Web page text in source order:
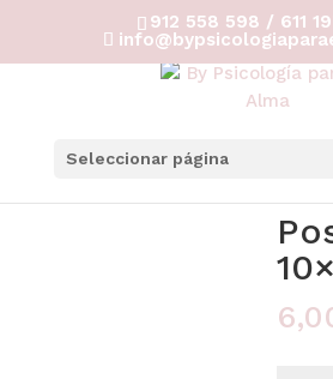
912 558 598 / 611
Seleccionar página